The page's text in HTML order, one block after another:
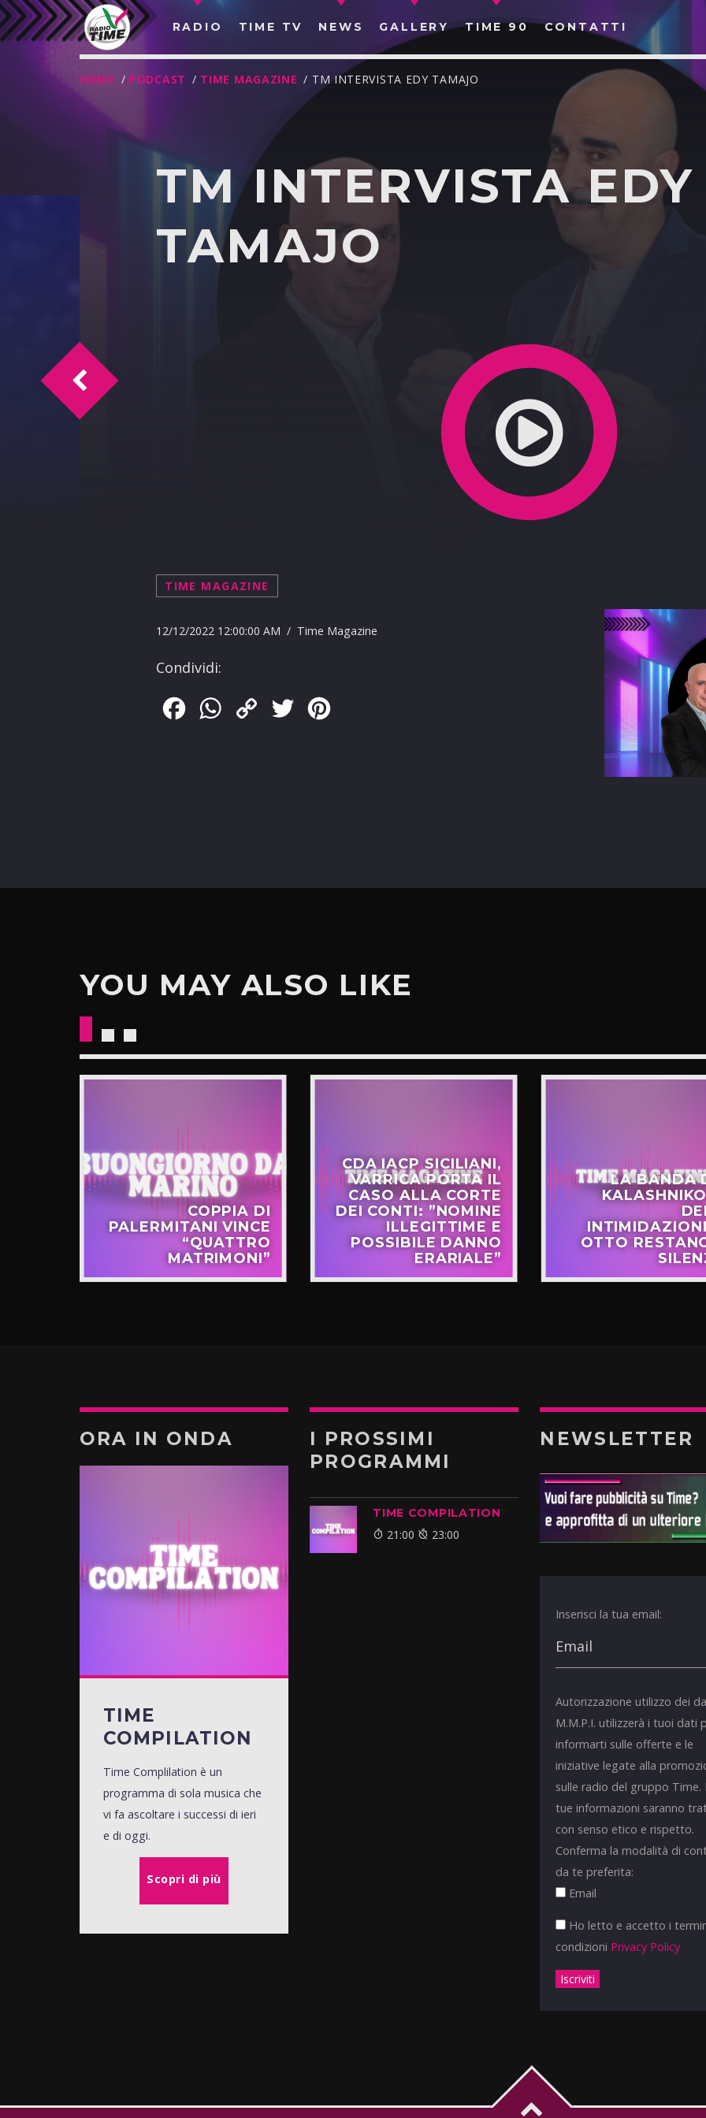
RADIO TIME TV NEWS GALLERY TIME 90 CONTATTI
CERCA NEL SITO WEB:
HOME / PODCAST / TIME MAGAZINE / TM INTERVISTA EDY TAMAJO
TM INTERVISTA EDY
TAMAJO
TIME MAGAZINE
12/12/2022 12:00:00 AM / Time Magazine
Condividi:
FacebookWhatsApp
Copy
Twitter
Perizona Time 12-12-2022
YOU MAY ALSO LIKE
COPPIA DI
PALERMITANI VINCE
“QUATTRO
MATRIMONI”
CDA IACP SICILIANI,
VARRICA PORTA IL
CASO ALLA CORTE
DEI CONTI: ”NOMINE
ILLEGITTIME E
POSSIBILE DANNO
ERARIALE”
LA BANDA
OTTO
ORA IN ONDA
TIME
COMPILATION
Time Complilation è un
programma di sola musica che
vi fa ascoltare i successi di ieri
e di oggi.
Scopri di più
I PROSSIMI
PROGRAMMI
TIME COMPILATION
21:00 23:00
NEWSLETTER
Inserisci la tua email:
Autorizzazione utilizzo dei
M.M.P.I. utilizzerà i tuoi dati
informarti sulle offerte e le
iniziative legate alla
sulle radio del gruppo Time.
tue informazioni saranno
con senso etico e rispetto.
Conferma la modalità di
da te preferita:
Email
Ho letto e accetto i
condizioni Privacy Policy